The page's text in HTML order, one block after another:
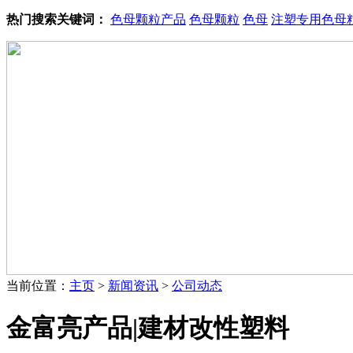
热门搜索关键词： 色母颗粒产品 色母颗粒 色母 注塑专用色母
当前位置： 主页 > 新闻资讯 > 公司动态
金富亮产品|建材改性塑料